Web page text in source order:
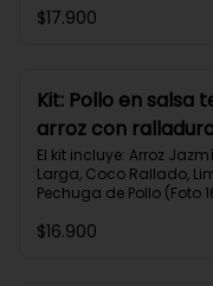
Pechuga (foto 160g/p),
Protaínas 40g
$17.900
Kit: Pollo en salsa
arroz con
coco y repollo
143
El kit incluye: Arroz
Larga, Coco Rallado,
Pechuga de Pollo (Foto
Receta Impresa
$16.900